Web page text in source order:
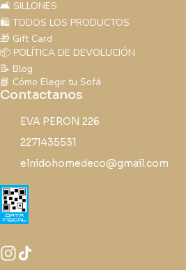
🛋️ SILLONES
🛍️ TODOS LOS PRODUCTOS
🎁 Gift Card
📦 POLÍTICA DE DEVOLUCIÓN
📝 Blog
📘 Cómo Elegir tu Sofá
Contactanos
EVA PERON 226
2271435531
elnidohomedeco@gmail.com